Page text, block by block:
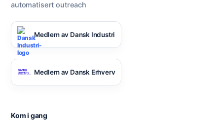
automatisert outreach
Medlem av Dansk Industri
Medlem av Dansk Erhverv
Kom i gang